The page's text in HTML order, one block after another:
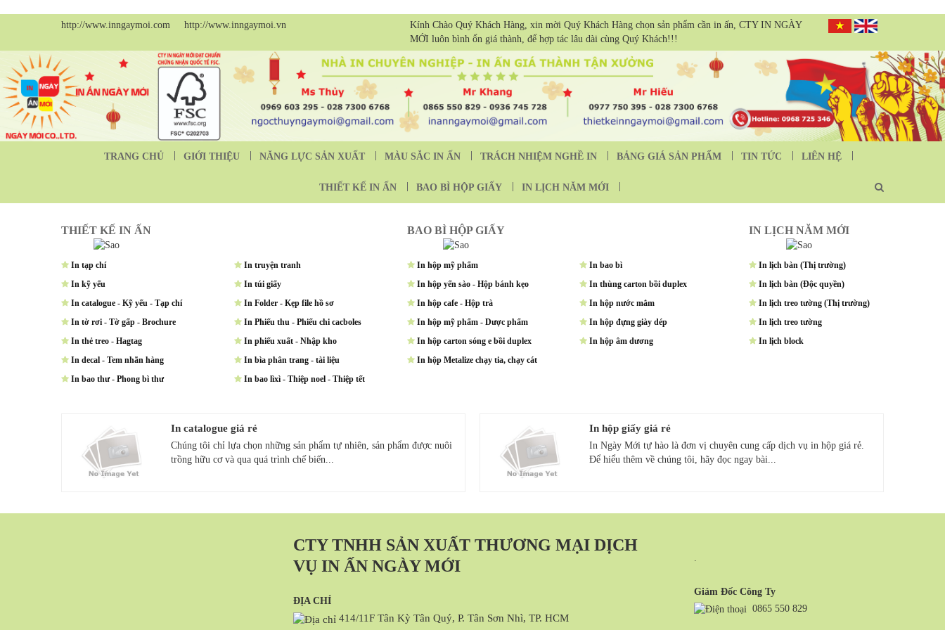
http://www.inngaymoi.com http://www.inngaymoi.vn
Kính Chào Quý Khách Hàng, xin mời Quý Khách Hàng chọn sản phẩm cần in ấn, CTY IN NGÀY
MỚI luôn bình ổn giá thành, để hợp tác lâu dài cùng Quý Khách!!!
TRANG CHỦ GIỚI THIỆU NĂNG LỰC SẢN XUẤT MÀU SẮC IN ẤN TRÁCH NHIỆM NGHỀ IN BẢNG GIÁ SẢN PHẨM TIN TỨC LIÊN HỆ
THIẾT KẾ IN ẤN BAO BÌ HỘP GIẤY IN LỊCH NĂM MỚI
THIẾT KẾ IN ẤN
In tạp chí
In truyện tranh
In kỹ yếu
In túi giấy
In catalogue - Kỹ yếu - Tạp chí
In Folder - Kẹp file hồ sơ
In tờ rơi - Tờ gấp - Brochure
In Phiếu thu - Phiếu chi cacboles
In thẻ treo - Hagtag
In phiếu xuất - Nhập kho
In decal - Tem nhãn hàng
In bìa phân trang - tài liệu
In bao thư - Phong bì thư
In bao lìxì - Thiệp noel - Thiệp tết
BAO BÌ HỘP GIẤY
In hộp mỹ phẩm
In bao bì
In hộp yến sào - Hộp bánh kẹo
In thùng carton bồi duplex
In hộp cafe - Hộp trà
In hộp nước mắm
In hộp mỹ phẩm - Dược phẩm
In hộp đựng giày dép
In hộp carton sóng e bồi duplex
In hộp âm dương
In hộp Metalize chạy tia, chạy cát
IN LỊCH NĂM MỚI
In lịch bàn (Thị trường)
In lịch bàn (Độc quyền)
In lịch treo tường (Thị trường)
In lịch treo tường
In lịch block
In catalogue giá rẻ
Chúng tôi chỉ lựa chọn những sản phẩm tự nhiên, sản phẩm được nuôi
trồng hữu cơ và qua quá trình chế biến...
In hộp giấy giá rẻ
In Ngày Mới tự hào là đơn vị chuyên cung cấp dịch vụ in hộp giá rẻ.
Để hiểu thêm về chúng tôi, hãy đọc ngay bài...
CTY TNHH SẢN XUẤT THƯƠNG MẠI DỊCH
VỤ IN ẤN NGÀY MỚI
ĐỊA CHỈ
414/11F Tân Kỳ Tân Quý, P. Tân Sơn Nhì, TP. HCM
.
Giám Đốc Công Ty
0865 550 829